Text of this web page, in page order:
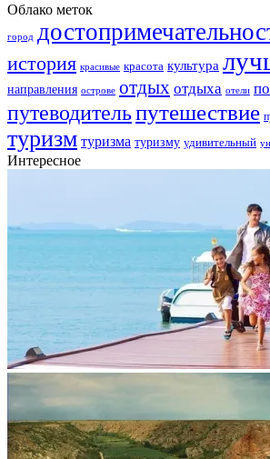
Облако меток
город
история красивые красота культура
направления острове отдых отдыха отели
путеводительпутешествие
туризм туризма туризму удивительный
Интересное